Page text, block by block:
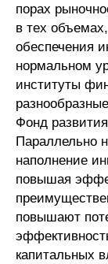
порах
в тех
обеспечения
нормальном
институты
Фонд
Параллельно
наполнение
повышая
повышают
капитальных